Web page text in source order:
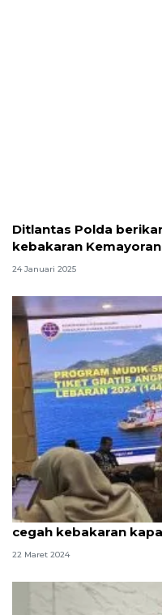
Ditlantas Polda
kebakaran Kemayoran
24 Januari 2025
Kemenhub tidak
cegah kebakaran
22 Maret 2024